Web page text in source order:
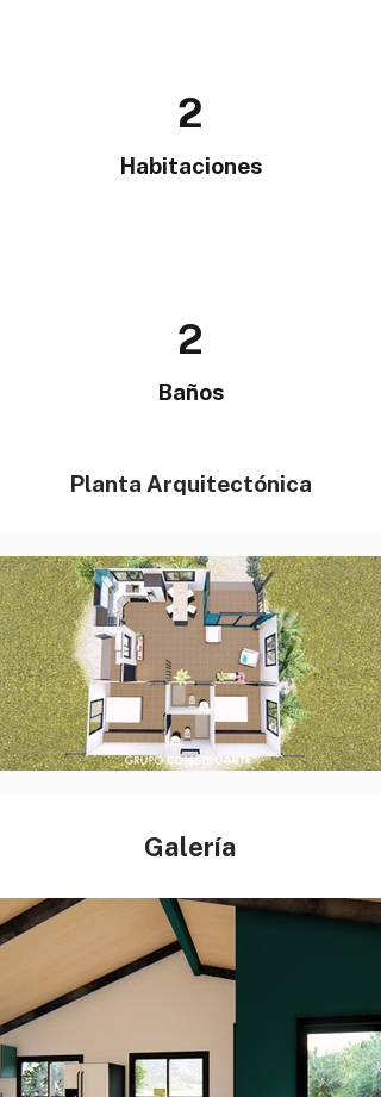
2
Habitaciones
2
Baños
Planta Arquitectónica
Galería